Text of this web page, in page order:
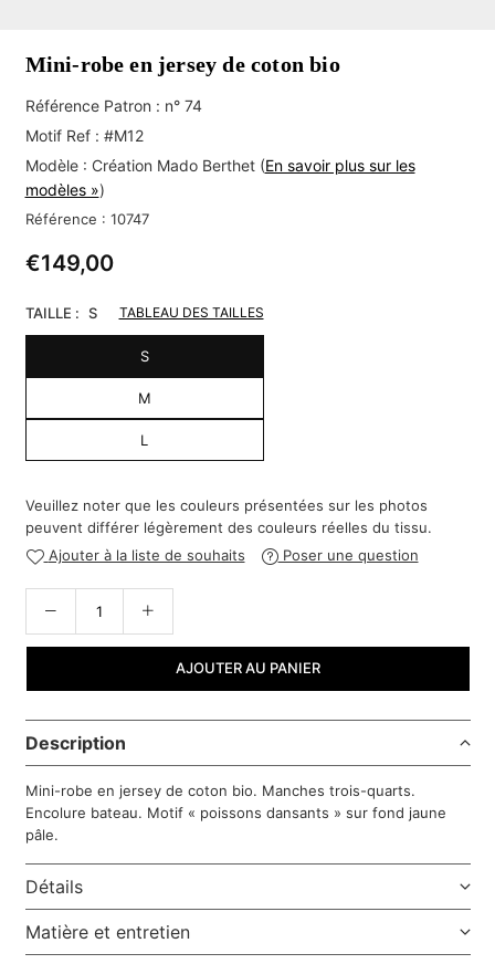
Mini-robe en jersey de coton bio
Référence Patron : n° 74
Motif Ref : #M12
Modèle : Création Mado Berthet(En savoir plus sur les
modèles »)
Référence : 10747
Regular
€149,00
TAILLE : S TABLEAU DES TAILLES
S
M
L
Veuillez noter que les couleurs présentées sur les photos
peuvent différer légèrement des couleurs réelles du tissu.
Ajouter à la liste de souhaits
Poser une question
AJOUTER AU PANIER
Description
Mini-robe en jersey de coton bio. Manches trois-quarts.
Encolure bateau. Motif « poissons dansants » sur fond jaune
pâle.
Détails
Matière et entretien